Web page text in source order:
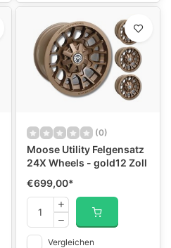
(0)
Moose Utility Felgensatz
24X Wheels - gold12 Zoll
€699,00*
Vergleichen